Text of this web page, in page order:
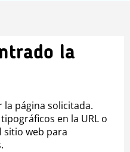
la
página solicitada.
en la URL o
sitio web para